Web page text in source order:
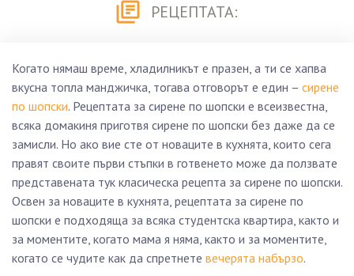
РЕЦЕПТАТА:
Когато нямаш време, хладилникът е празен, а ти се хапва
вкусна топла манджичка, тогава отговорът е един – сирене
по шопски. Рецептата за сирене по шопски е всеизвестна,
всяка домакиня приготвя сирене по шопски без даже да се
замисли. Но ако вие сте от новаците в кухнята, които сега
правят своите първи стъпки в готвенето може да ползвате
представената тук класическа рецепта за сирене по шопски.
Освен за новаците в кухнята, рецептата за сирене по
шопски е подходяща за всяка студентска квартира, както и
за моментите, когато мама я няма, както и за моментите,
когато се чудите как да спретнете вечерята набързо.